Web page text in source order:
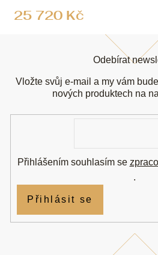
25 720 Kč
Odebírat
Vložte svůj e-mail a my vám
nových produktech na
Přihlášením souhlasím se
.
Přihlásit se